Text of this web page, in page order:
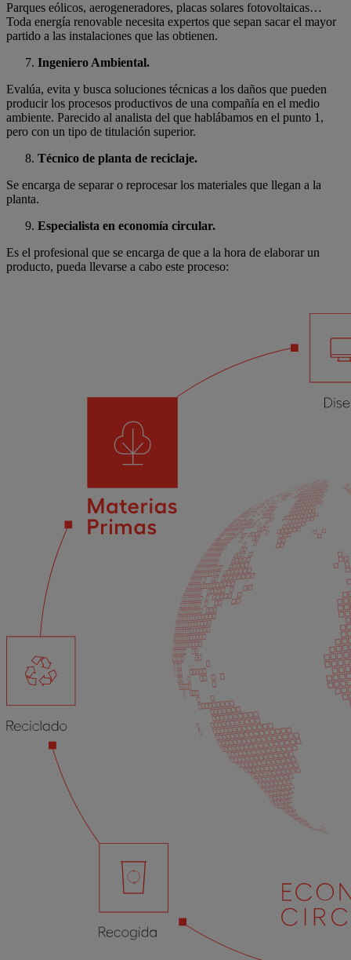
Parques eólicos, aerogeneradores, placas solares fotovoltaicas…
Toda energía renovable necesita expertos que sepan sacar el mayor
partido a las instalaciones que las obtienen.
Ingeniero Ambiental.
Evalúa, evita y busca soluciones técnicas a los daños que pueden
producir los procesos productivos de una compañía en el medio
ambiente. Parecido al analista del que hablábamos en el punto 1,
pero con un tipo de titulación superior.
Técnico de planta de reciclaje.
Se encarga de separar o reprocesar los materiales que llegan a la
planta.
Especialista en economía circular.
Es el profesional que se encarga de que a la hora de elaborar un
producto, pueda llevarse a cabo este proceso: